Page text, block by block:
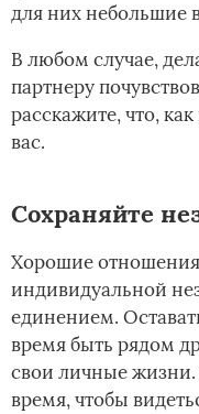
для них небольшие
В любом случае,
партнеру
расскажите, что,
вас.
Сохраняйте
Хорошие
индивидуальной
единением.
время быть рядом
свои личные жизни.
время, чтобы